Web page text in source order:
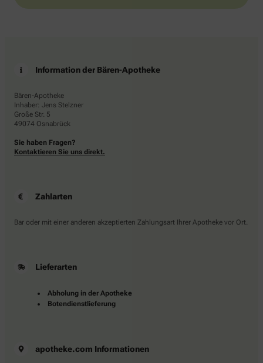
Information der Bären-Apotheke
Bären-Apotheke
Inhaber: Jens Stelzner
Große Str. 5
49074 Osnabrück
Sie haben Fragen?
Kontaktieren Sie uns direkt.
Zahlarten
Bar oder mit einer anderen akzeptierten Zahlungsart Ihrer Apotheke vor Ort.
Lieferarten
Abholung in der Apotheke
Botendienstlieferung
apotheke.com Informationen